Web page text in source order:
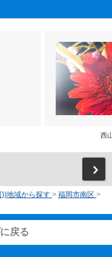
西
地域から探す > 福岡市南区 >
戻る